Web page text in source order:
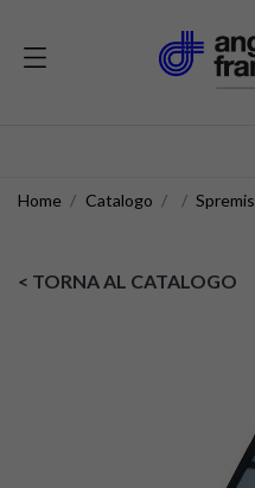
Home Catalogo
< TORNA AL CATALOGO